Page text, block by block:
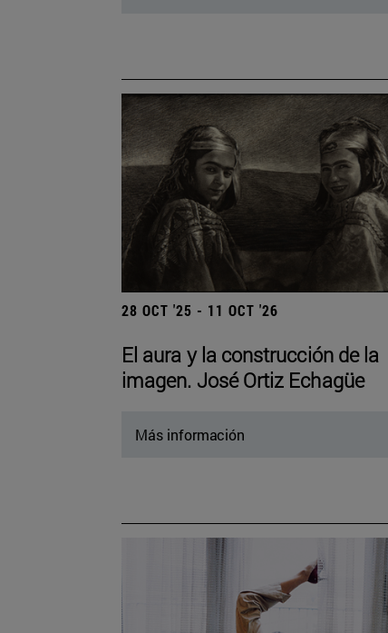
28 OCT '25 - 11 OCT '26
El aura y la construcción de la
imagen. José Ortiz Echagüe
Más información